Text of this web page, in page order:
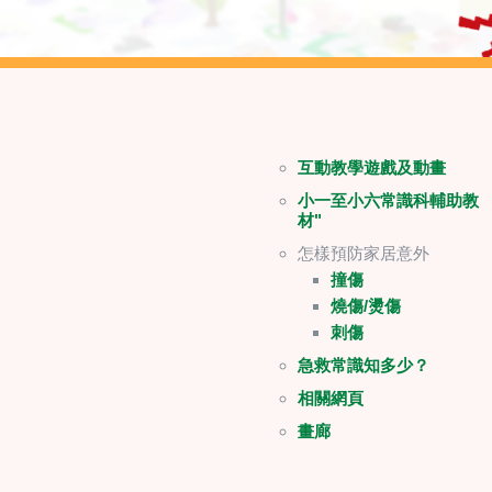
互動教學遊戲及動畫
小一至小六常識科輔助教
材"
怎樣預防家居意外
撞傷
燒傷/燙傷
刺傷
急救常識知多少？
相關網頁
畫廊